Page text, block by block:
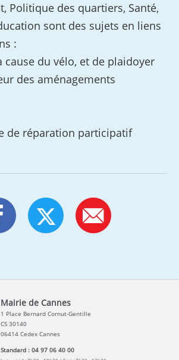
Politique des quartiers, Santé,
sont des sujets en liens
:
cause du vélo, et de plaidoyer
des aménagements
de réparation participatif
Mairie de Cannes
1 Place Bernard Cornut-Gentille
CS 30140
06414 Cedex Cannes
Standard : 04 97 06 40 00